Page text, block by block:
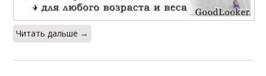
Читать дальше →